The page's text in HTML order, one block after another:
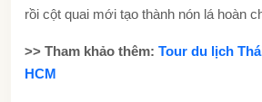
rồi cột quai mới tạo thành nón lá hoàn
>> Tham khảo thêm: Tour du lịch
HCM